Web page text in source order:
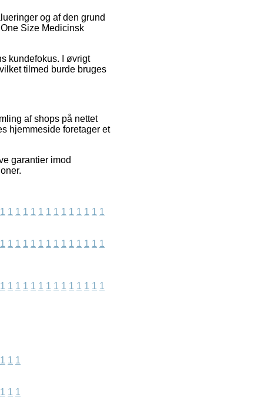
og af den grund
Size Medicinsk
kundefokus. I øvrigt
tilmed burde bruges
af shops på nettet
hjemmeside foretager et
garantier imod
1 1 1 1 1 1 1 1 1 1 1 1 1 1
1 1 1 1 1 1 1 1 1 1 1 1 1 1
1 1 1 1 1 1 1 1 1 1 1 1 1 1
1 1 1
1 1 1